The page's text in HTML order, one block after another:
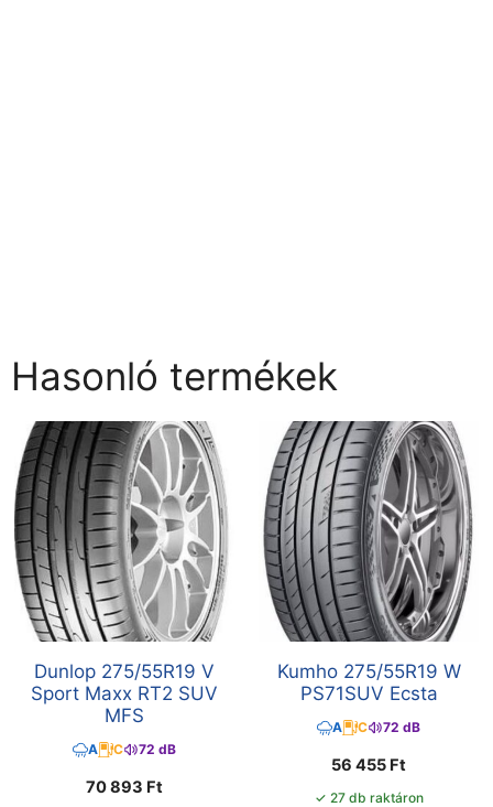
Hasonló termékek
Dunlop 275/55R19 V
Sport Maxx RT2 SUV
MFS
A C 72 dB
70 893 Ft
Kumho 275/55R19 W
PS71SUV Ecsta
A C 72 dB
56 455 Ft
✓ 27 db raktáron